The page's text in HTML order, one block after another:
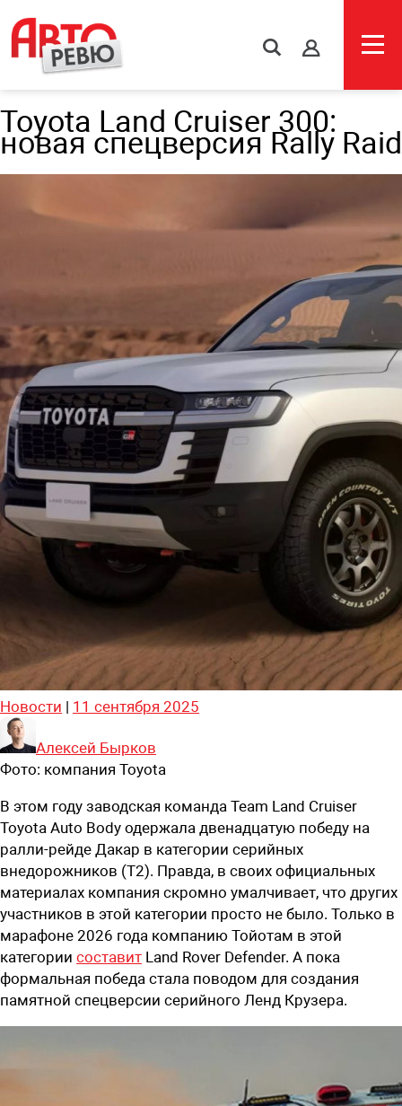
s
Toyota Land Cruiser 300:
новая спецверсия Rally Raid
Новости | 11 сентября 2025
Алексей Бырков
Фото: компания Toyota
В этом году заводская команда Team Land Cruiser
Toyota Auto Body одержала двенадцатую победу на
ралли-рейде Дакар в категории серийных
внедорожников (T2). Правда, в своих официальных
материалах компания скромно умалчивает, что других
участников в этой категории просто не было. Только в
марафоне 2026 года компанию Тойотам в этой
категории составит Land Rover Defender. А пока
формальная победа стала поводом для создания
памятной спецверсии серийного Ленд Крузера.